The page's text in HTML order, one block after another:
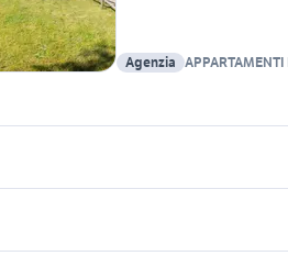
Agenzia APPARTAMENTI